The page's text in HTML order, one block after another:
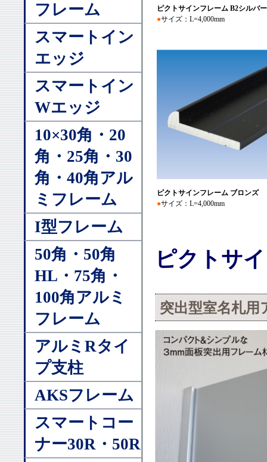
フレーム
スマートイン
エッジ
スマートイン
Wエッジ
10×30角・20
角・25角・30
角・40角アル
ミフレーム
I型フレーム
50角・50角
HL・75角・
100角アルミ
フレーム
アルミRタイ
プ支柱
AKSフレーム
スマートコー
ナー30R・50R
ピクトサインフレーム B2シルバー
●サイズ：L=4,000mm
ピクトサインフレーム ブロンズ
●サイズ：L=4,000mm
ピクトサ
突出型室名札用